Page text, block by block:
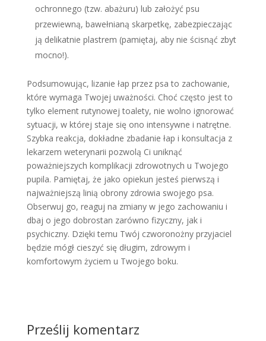
ochronnego (tzw. abażuru) lub założyć psu
przewiewną, bawełnianą skarpetkę, zabezpieczając
ją delikatnie plastrem (pamiętaj, aby nie ścisnąć zbyt
mocno!).
Podsumowując, lizanie łap przez psa to zachowanie,
które wymaga Twojej uważności. Choć często jest to
tylko element rutynowej toalety, nie wolno ignorować
sytuacji, w której staje się ono intensywne i natrętne.
Szybka reakcja, dokładne zbadanie łap i konsultacja z
lekarzem weterynarii pozwolą Ci uniknąć
poważniejszych komplikacji zdrowotnych u Twojego
pupila. Pamiętaj, że jako opiekun jesteś pierwszą i
najważniejszą linią obrony zdrowia swojego psa.
Obserwuj go, reaguj na zmiany w jego zachowaniu i
dbaj o jego dobrostan zarówno fizyczny, jak i
psychiczny. Dzięki temu Twój czworonożny przyjaciel
będzie mógł cieszyć się długim, zdrowym i
komfortowym życiem u Twojego boku.
Prześlij komentarz